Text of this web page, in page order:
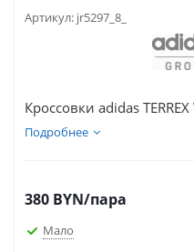
Артикул: jr5297_8_
Кроссовки adidas
Подробнее
380 BYN/пара
Мало